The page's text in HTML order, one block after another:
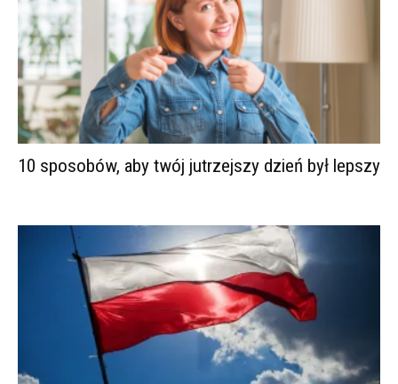
10 sposobów, aby twój jutrzejszy dzień był lepszy